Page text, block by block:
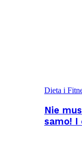
Dieta i
Nie
samo! I